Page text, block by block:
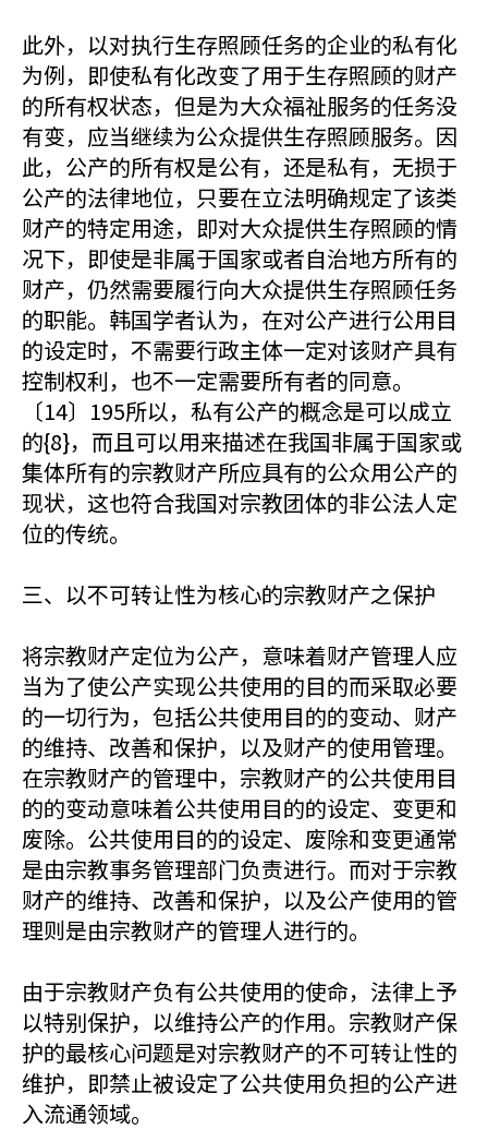
此外，以对执行生存照顾任务的企业的私有化
为例，即使私有化改变了用于生存照顾的财产
的所有权状态，但是为大众福祉服务的任务没
有变，应当继续为公众提供生存照顾服务。因
此，公产的所有权是公有，还是私有，无损于
公产的法律地位，只要在立法明确规定了该类
财产的特定用途，即对大众提供生存照顾的情
况下，即使是非属于国家或者自治地方所有的
财产，仍然需要履行向大众提供生存照顾任务
的职能。韩国学者认为，在对公产进行公用目
的设定时，不需要行政主体一定对该财产具有
控制权利，也不一定需要所有者的同意。
〔14〕195所以，私有公产的概念是可以成立
的{8}，而且可以用来描述在我国非属于国家或
集体所有的宗教财产所应具有的公众用公产的
现状，这也符合我国对宗教团体的非公法人定
位的传统。
三、以不可转让性为核心的宗教财产之保护
将宗教财产定位为公产，意味着财产管理人应
当为了使公产实现公共使用的目的而采取必要
的一切行为，包括公共使用目的的变动、财产
的维持、改善和保护，以及财产的使用管理。
在宗教财产的管理中，宗教财产的公共使用目
的的变动意味着公共使用目的的设定、变更和
废除。公共使用目的的设定、废除和变更通常
是由宗教事务管理部门负责进行。而对于宗教
财产的维持、改善和保护，以及公产使用的管
理则是由宗教财产的管理人进行的。
由于宗教财产负有公共使用的使命，法律上予
以特别保护，以维持公产的作用。宗教财产保
护的最核心问题是对宗教财产的不可转让性的
维护，即禁止被设定了公共使用负担的公产进
入流通领域。